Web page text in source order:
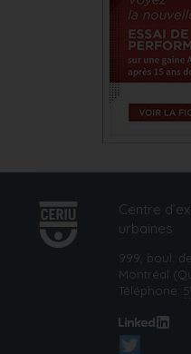
Centre
urbaines
999, boul.
Montréal
Téléphone: